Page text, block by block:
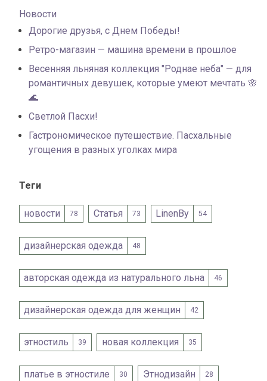
Новости
Дорогие друзья, с Днем Победы!
Ретро-магазин — машина времени в прошлое
Весенняя льняная коллекция "Роднае неба" — для
романтичных девушек, которые умеют мечтать 🌸
🌊
Светлой Пасхи!
Гастрономическое путешествие. Пасхальные
угощения в разных уголках мира
Теги
новости 78 Статья 73 LinenBy 54
дизайнерская одежда 48
авторская одежда из натурального льна 46
дизайнерская одежда для женщин 42
этностиль 39 новая коллекция 35
платье в этностиле 30 Этнодизайн 28